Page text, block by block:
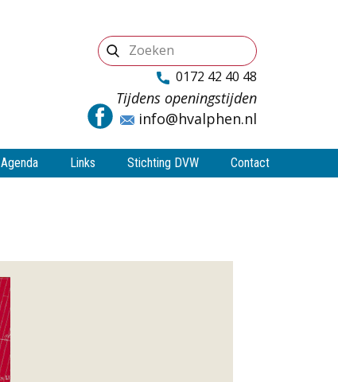
0172 42 40 48
Tijdens openingstijden
info@hvalphen.nl
Agenda Links Stichting DVW Contact